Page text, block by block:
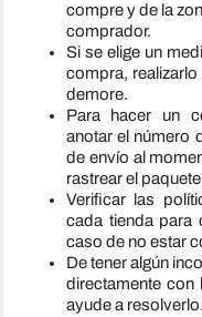
compre y de la
comprador.
Si se elige un
compra,
demore.
Para hacer un
anotar el número
de envío al
rastrear el
Verificar las
cada tienda para
caso de no estar
De tener algún
directamente con
ayude a resolverlo.